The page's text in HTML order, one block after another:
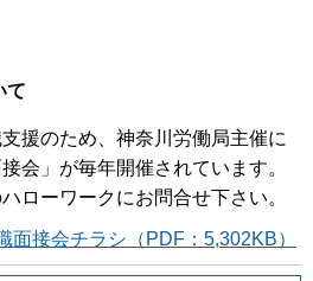
て
援のため、神奈川労働局主催に
会」が毎年開催されています。
ローワークにお問合せ下さい。
面接会チラシ（PDF：5,302KB）